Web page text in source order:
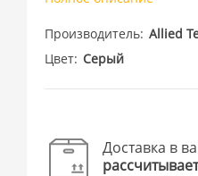
Производитель Allied
Цвет Серый
Доставка в